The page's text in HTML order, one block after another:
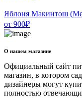
Яблоня Макинтош
от 900₽
О нашем магазине
Официальный сайт
магазин, в котором
дизайнеры могут
полностью